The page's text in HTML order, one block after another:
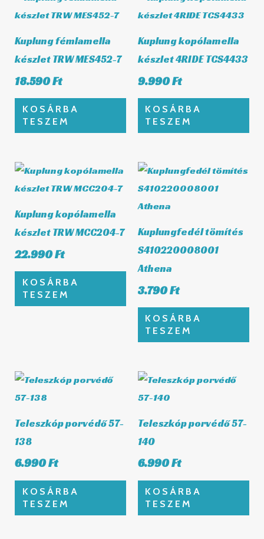
Kuplung fémlamella
készlet TRW MES452-7
18.590Ft
KOSÁRBA
TESZEM
Kuplung kopólamella
készlet 4RIDE TCS4433
9.990Ft
KOSÁRBA
TESZEM
Kuplung kopólamella
készlet TRW MCC204-7
22.990Ft
KOSÁRBA
TESZEM
Kuplungfedél tömítés
S410220008001
Athena
3.790Ft
KOSÁRBA
TESZEM
Teleszkóp porvédő 57-
138
6.990Ft
KOSÁRBA
TESZEM
Teleszkóp porvédő 57-
140
6.990Ft
KOSÁRBA
TESZEM